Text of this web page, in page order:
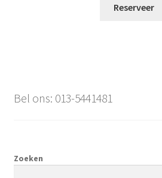
Reserveer
Bel ons: 013-5441481
Zoeken